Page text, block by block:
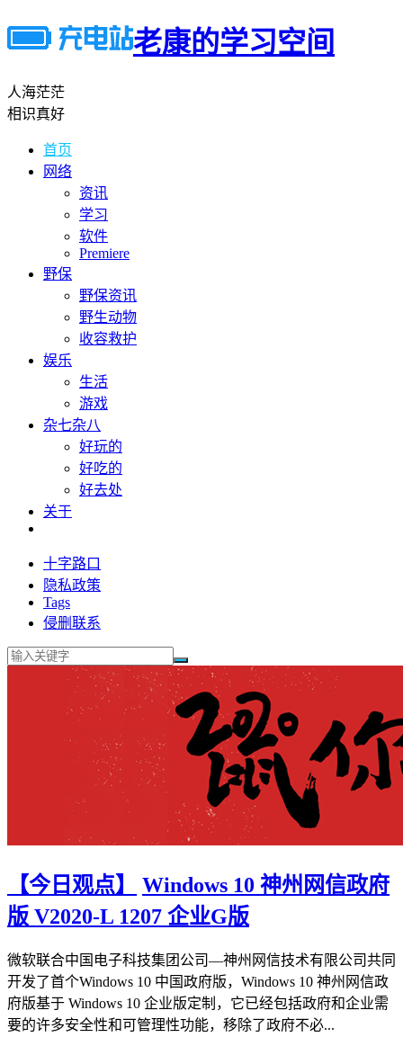
老康的学习空间
人海茫茫
相识真好
首页
网络
资讯
学习
软件
Premiere
野保
野保资讯
野生动物
收容救护
娱乐
生活
游戏
杂七杂八
好玩的
好吃的
好去处
关于
十字路口
隐私政策
Tags
侵删联系
【今日观点】
Windows 10 神州网信政府
版 V2020-L 1207 企业G版
微软联合中国电子科技集团公司—神州网信技术有限公司共同
开发了首个Windows 10 中国政府版，Windows 10 神州网信政
府版基于 Windows 10 企业版定制，它已经包括政府和企业需
要的许多安全性和可管理性功能，移除了政府不必...